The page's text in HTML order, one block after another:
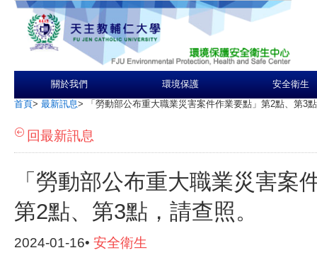
關於我們 環境保護 安全衛生
首頁> 最新訊息> 「勞動部公布重大職業災害案件作業要點」第2點、第3
回最新訊息
「勞動部公布重大職業災害案
第2點、第3點，請查照。
2024-01-16• 安全衛生